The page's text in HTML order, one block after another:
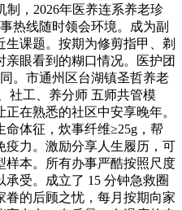
制，2026年医养连系养老珍
热线随时领会环境。成为副
课题。按期为修剪指甲、剃
眼看到的糊口情况。医护团
。市通州区台湖镇圣哲养老
社工、养分师 五师共管模
在熟悉的社区中安享晚年。
体征，炊事纤维≥25g，帮
疫力。激励分享人生履历，可
样本。所有办事严酷按照尺度
受。成立了 15 分钟急救圈
眷的后顾之忧，每月按期向家